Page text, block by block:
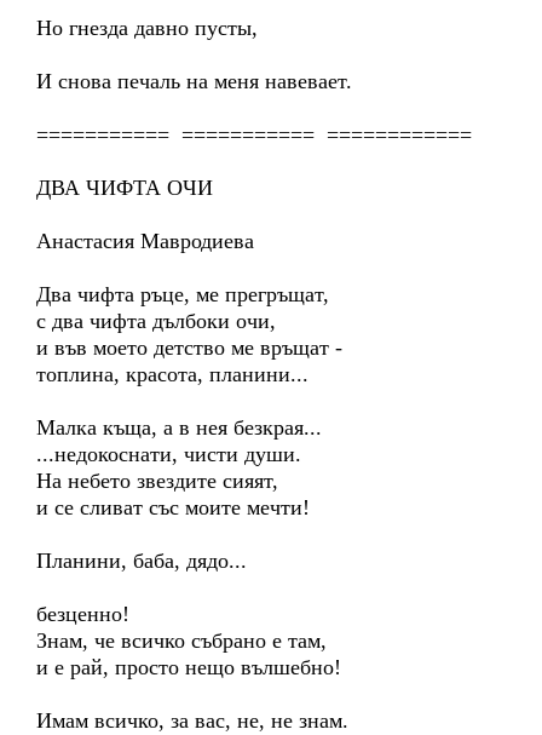
Но гнезда давно пусты,
И снова печаль на меня навевает.
=========== =========== ============
ДВА ЧИФТА ОЧИ
Анастасия Мавродиева
Два чифта ръце, ме прегръщат,
с два чифта дълбоки очи,
и във моето детство ме връщат -
топлина, красота, планини...
Малка къща, а в нея безкрая...
...недокоснати, чисти души.
На небето звездите сияят,
и се сливат със моите мечти!
Планини, баба, дядо...
безценно!
Знам, че всичко събрано е там,
и е рай, просто нещо вълшебно!
Имам всичко, за вас, не, не знам.